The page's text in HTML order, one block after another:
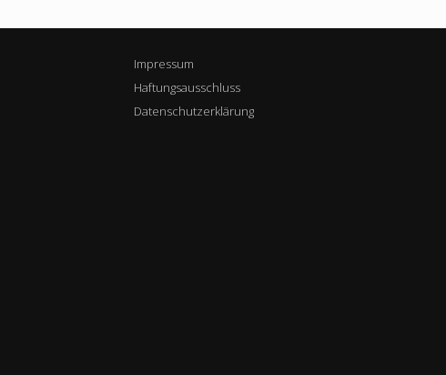
Impressum
Haftungsausschluss
Datenschutzerklärung